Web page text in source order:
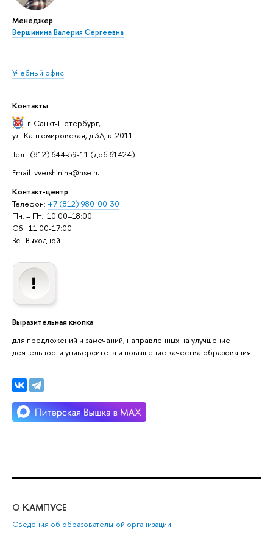
Менеджер
Вершинина Валерия Сергеевна
Учебный офис
Контакты
г. Санкт-Петербург,
ул. Кантемировская, д.3А, к. 2011
Тел.: (812) 644-59-11 (доб.61424)
Email: vvershinina@hse.ru
Контакт-центр
Телефон: +7 (812) 980-00-30
Пн. – Пт.: 10:00–18:00
Сб.: 11:00-17:00
Вс.: Выходной
Выразительная кнопка
для предложений и замечаний, направленных на улучшение
деятельности университета и повышение качества образования
О КАМПУСЕ
Сведения об образовательной организации